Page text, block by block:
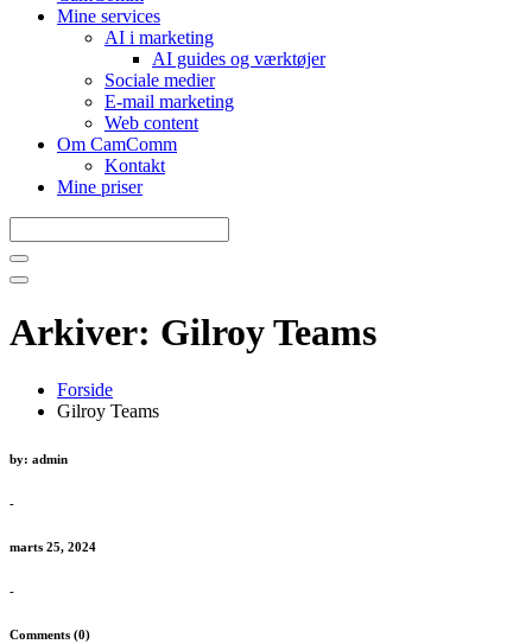
Mine services
AI i marketing
AI guides og værktøjer
Sociale medier
E-mail marketing
Web content
Om CamComm
Kontakt
Mine priser
Arkiver: Gilroy Teams
Forside
Gilroy Teams
by: admin
-
marts 25, 2024
-
Comments (0)